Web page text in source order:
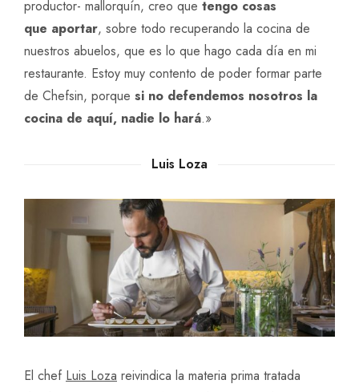
productor- mallorquín, creo que tengo cosas
que aportar, sobre todo recuperando la cocina de
nuestros abuelos, que es lo que hago cada día en mi
restaurante. Estoy muy contento de poder formar parte
de Chefsin, porque si no defendemos nosotros la
cocina de aquí, nadie lo hará.»
Luis Loza
El chef Luis Loza reivindica la materia prima tratada